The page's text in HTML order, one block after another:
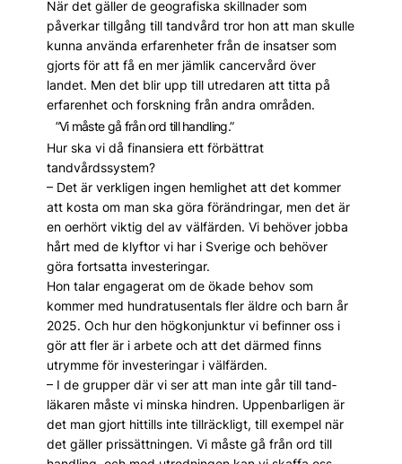
När det gäller de geografiska skillnader som
påverkar tillgång till tandvård tror hon att man skulle
kunna använda erfarenheter från de insatser som
gjorts för att få en mer jämlik cancervård över
landet. Men det blir upp till utredaren att titta på
erfarenhet och forskning från andra områden.
”Vi måste gå från ord till handling.”
Hur ska vi då finansiera ett förbättrat
tandvårdssystem?
– Det är verkligen ingen hemlighet att det kommer
att kosta om man ska göra förändringar, men det är
en oerhört viktig del av välfärden. Vi behöver jobba
hårt med de klyftor vi har i Sverige och behöver
göra fortsatta investeringar.
Hon talar engagerat om de ökade behov som
kommer med hundratusentals fler äldre och barn år
2025. Och hur den högkonjunktur vi befinner oss i
gör att fler är i arbete och att det därmed finns
utrymme för investeringar i välfärden.
– I de grupper där vi ser att man inte går till tand­
läkaren måste vi minska hindren. Uppen­barligen är
det man gjort hittills inte tillräckligt, till exempel när
det gäller prissättningen. Vi måste gå från ord till